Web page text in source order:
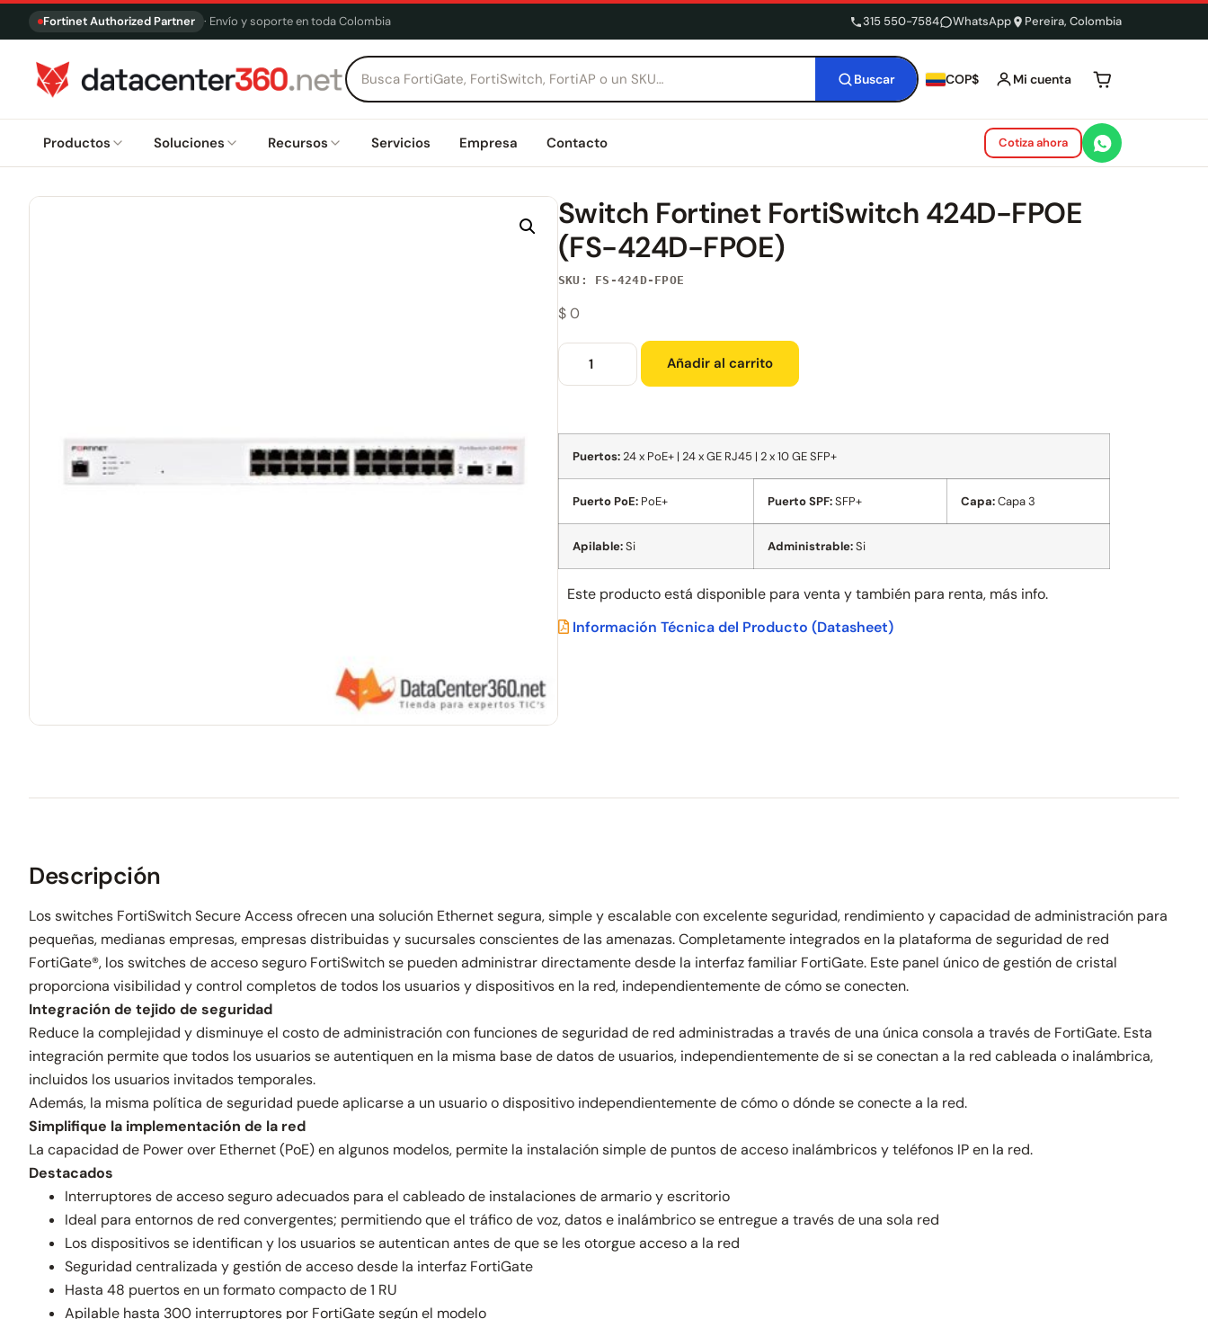
Fortinet Authorized Partner · Envío y soporte en toda Colombia 315 550-7584 WhatsApp Pereira, Colombia
Buscar COP$ Mi cuenta Tu carrito está
Productos Soluciones Recursos Servicios Empresa Contacto Cotiza ahora
Switch Fortinet FortiSwitch 424D-FPOE
(FS-424D-FPOE)
SKU: FS-424D-FPOE
$0
Añadir al carrito
Puertos:24 x PoE+ | 24 x GE RJ45 | 2 x 10 GE SFP+
Puerto PoE:PoE+ Puerto SPF:SFP+ Capa:Capa 3
Apilable:Si Administrable:Si
Este producto está disponible para venta y también para renta, más info.
Información Técnica del Producto (Datasheet)
Descripción
Los switches FortiSwitch Secure Access ofrecen una solución Ethernet segura, simple y escalable con excelente seguridad, rendimiento y capacidad de administración para
pequeñas, medianas empresas, empresas distribuidas y sucursales conscientes de las amenazas. Completamente integrados en la plataforma de seguridad de red
FortiGate®, los switches de acceso seguro FortiSwitch se pueden administrar directamente desde la interfaz familiar FortiGate. Este panel único de gestión de cristal
proporciona visibilidad y control completos de todos los usuarios y dispositivos en la red, independientemente de cómo se conecten.
Integración de tejido de seguridad
Reduce la complejidad y disminuye el costo de administración con funciones de seguridad de red administradas a través de una única consola a través de FortiGate. Esta
integración permite que todos los usuarios se autentiquen en la misma base de datos de usuarios, independientemente de si se conectan a la red cableada o inalámbrica,
incluidos los usuarios invitados temporales.
Además, la misma política de seguridad puede aplicarse a un usuario o dispositivo independientemente de cómo o dónde se conecte a la red.
Simplifique la implementación de la red
La capacidad de Power over Ethernet (PoE) en algunos modelos, permite la instalación simple de puntos de acceso inalámbricos y teléfonos IP en la red.
Destacados
Interruptores de acceso seguro adecuados para el cableado de instalaciones de armario y escritorio
Ideal para entornos de red convergentes; permitiendo que el tráfico de voz, datos e inalámbrico se entregue a través de una sola red
Los dispositivos se identifican y los usuarios se autentican antes de que se les otorgue acceso a la red
Seguridad centralizada y gestión de acceso desde la interfaz FortiGate
Hasta 48 puertos en un formato compacto de 1 RU
Apilable hasta 300 interruptores por FortiGate según el modelo